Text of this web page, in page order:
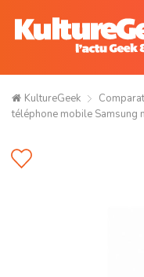
KultureGeek
téléphone mobile Samsung